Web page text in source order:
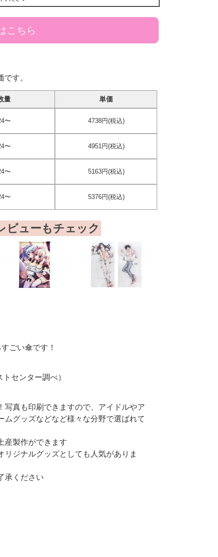
こちら
す。
量 単価
〜 4738円(税込)
〜 4951円(税込)
〜 5163円(税込)
〜 5376円(税込)
ビューもチェック
ごい傘です！
センター調べ）
真も印刷できますので、アイドルやア
グッズなどなど様々な分野で選ばれて
産製作ができます
ジナルグッズとしても人気がありま
承ください